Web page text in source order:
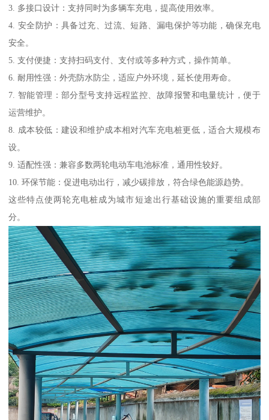
3. 多接口设计：支持同时为多辆车充电，提高使用效率。
4. 安全防护：具备过充、过流、短路、漏电保护等功能，确保充电
安全。
5. 支付便捷：支持扫码支付、支付或等多种方式，操作简单。
6. 耐用性强：外壳防水防尘，适应户外环境，延长使用寿命。
7. 智能管理：部分型号支持远程监控、故障报警和电量统计，便于
运营维护。
8. 成本较低：建设和维护成本相对汽车充电桩更低，适合大规模布
设。
9. 适配性强：兼容多数两轮电动车电池标准，通用性较好。
10. 环保节能：促进电动出行，减少碳排放，符合绿色能源趋势。
这些特点使两轮充电桩成为城市短途出行基础设施的重要组成部
分。